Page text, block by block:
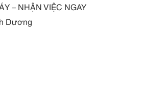
– NHẬN VIỆC NGAY
Dương